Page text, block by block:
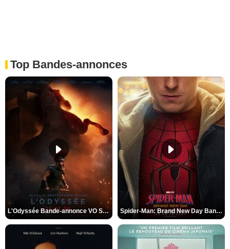
Top Bandes-annonces
L'Odyssée Bande-annonce VO STFR Spider-Man: Brand New Day Bande-annonce VO STFR